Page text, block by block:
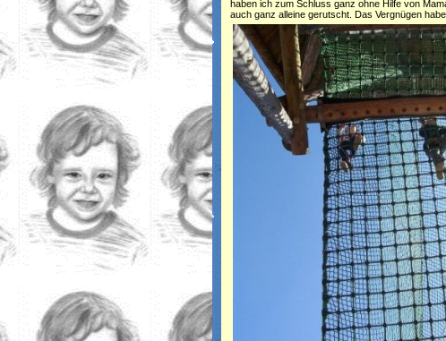
haben ich zum Schluss ganz ohne Hilfe von
auch ganz alleine gerutscht. Das Vergnügen